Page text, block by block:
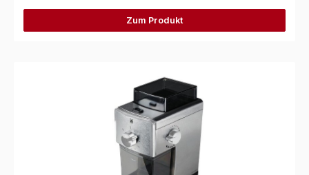
Zum Produkt